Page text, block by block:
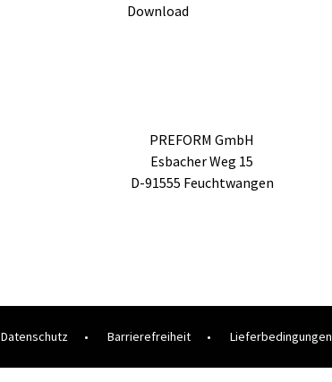
Download
PREFORM GmbH
Esbacher Weg 15
D-91555 Feuchtwangen
Datenschutz• Barrierefreiheit• Lieferbedingungen